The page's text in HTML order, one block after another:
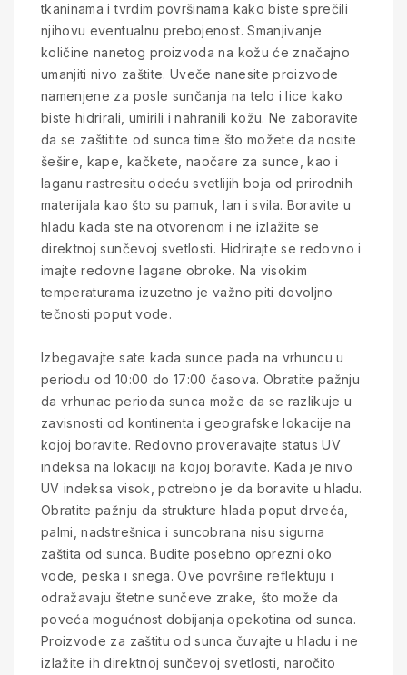
tkaninama i tvrdim površinama kako biste sprečili
njihovu eventualnu prebojenost. Smanjivanje
količine nanetog proizvoda na kožu će značajno
umanjiti nivo zaštite. Uveče nanesite proizvode
namenjene za posle sunčanja na telo i lice kako
biste hidrirali, umirili i nahranili kožu. Ne zaboravite
da se zaštitite od sunca time što možete da nosite
šešire, kape, kačkete, naočare za sunce, kao i
laganu rastresitu odeću svetlijih boja od prirodnih
materijala kao što su pamuk, lan i svila. Boravite u
hladu kada ste na otvorenom i ne izlažite se
direktnoj sunčevoj svetlosti. Hidrirajte se redovno i
imajte redovne lagane obroke. Na visokim
temperaturama izuzetno je važno piti dovoljno
tečnosti poput vode.
Izbegavajte sate kada sunce pada na vrhuncu u
periodu od 10:00 do 17:00 časova. Obratite pažnju
da vrhunac perioda sunca može da se razlikuje u
zavisnosti od kontinenta i geografske lokacije na
kojoj boravite. Redovno proveravajte status UV
indeksa na lokaciji na kojoj boravite. Kada je nivo
UV indeksa visok, potrebno je da boravite u hladu.
Obratite pažnju da strukture hlada poput drveća,
palmi, nadstrešnica i suncobrana nisu sigurna
zaštita od sunca. Budite posebno oprezni oko
vode, peska i snega. Ove površine reflektuju i
odražavaju štetne sunčeve zrake, što može da
poveća mogućnost dobijanja opekotina od sunca.
Proizvode za zaštitu od sunca čuvajte u hladu i ne
izlažite ih direktnoj sunčevoj svetlosti, naročito